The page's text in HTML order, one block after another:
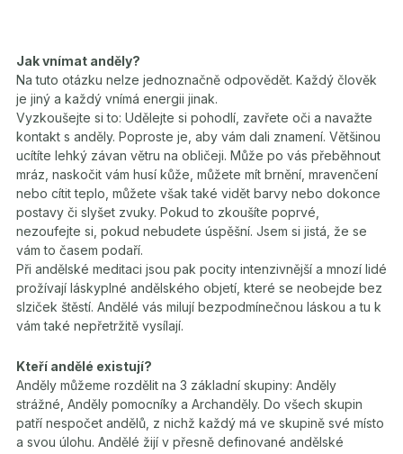
Jak vnímat anděly?
Na tuto otázku nelze jednoznačně odpovědět. Každý člověk
je jiný a každý vnímá energii jinak.
Vyzkoušejte si to: Udělejte si pohodlí, zavřete oči a navažte
kontakt s anděly. Poproste je, aby vám dali znamení. Většinou
ucítíte lehký závan větru na obličeji. Může po vás přeběhnout
mráz, naskočit vám husí kůže, můžete mít brnění, mravenčení
nebo cítit teplo, můžete však také vidět barvy nebo dokonce
postavy či slyšet zvuky. Pokud to zkoušíte poprvé,
nezoufejte si, pokud nebudete úspěšní. Jsem si jistá, že se
vám to časem podaří.
Při andělské meditaci jsou pak pocity intenzivnější a mnozí lidé
prožívají láskyplné andělského objetí, které se neobejde bez
slziček štěstí. Andělé vás milují bezpodmínečnou láskou a tu k
vám také nepřetržitě vysílají.
Kteří andělé existují?
Anděly můžeme rozdělit na 3 základní skupiny: Anděly
strážné, Anděly pomocníky a Archanděly. Do všech skupin
patří nespočet andělů, z nichž každý má ve skupině své místo
a svou úlohu. Andělé žijí v přesně definované andělské